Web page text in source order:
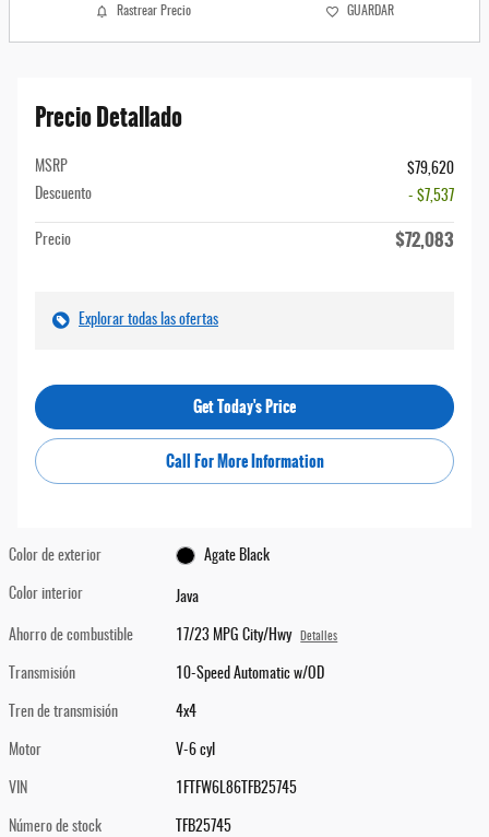
Rastrear Precio GUARDAR
Precio Detallado
MSRP
$79,620
Descuento
- $7,537
Precio $72,083
Explorar todas las ofertas
Get Today's Price
Call For More Information
Color de exterior Agate Black
Color interior Java
Ahorro de combustible 17/23 MPG City/Hwy Detalles
Transmisión 10-Speed Automatic w/OD
Tren de transmisión 4x4
Motor V-6 cyl
VIN 1FTFW6L86TFB25745
Número de stock TFB25745